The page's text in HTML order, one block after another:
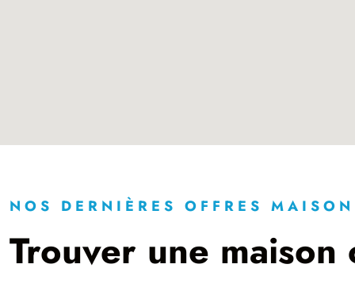
NOS DERNIÈRES OFFRES
Trouver une maison